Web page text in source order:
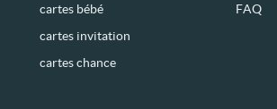
cartes bébé
cartes invitation
cartes chance
FAQ